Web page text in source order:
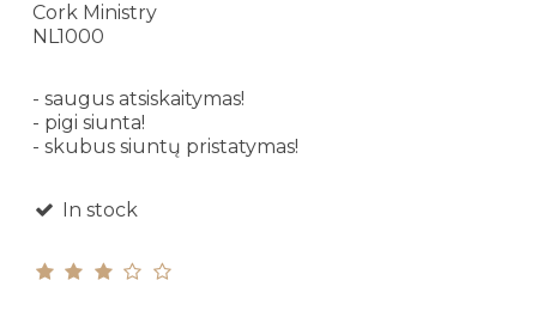
Cork Ministry
NL1000
- saugus atsiskaitymas!
- pigi siunta!
- skubus siuntų pristatymas!
In stock